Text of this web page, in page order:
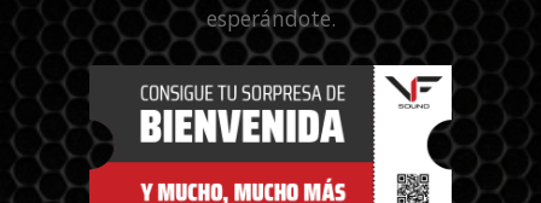
esperándote.